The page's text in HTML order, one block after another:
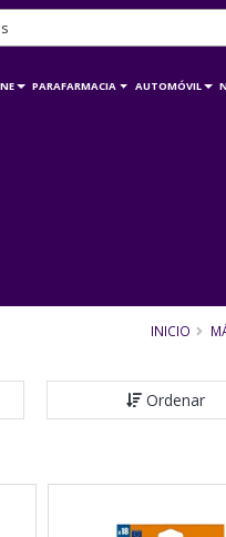
PARAFARMACIA AUTOMÓVIL
INICIO
Ordenar